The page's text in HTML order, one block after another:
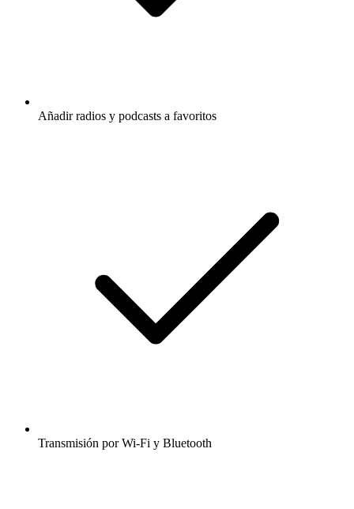
Añadir radios y podcasts a favoritos
Transmisión por Wi-Fi y Bluetooth